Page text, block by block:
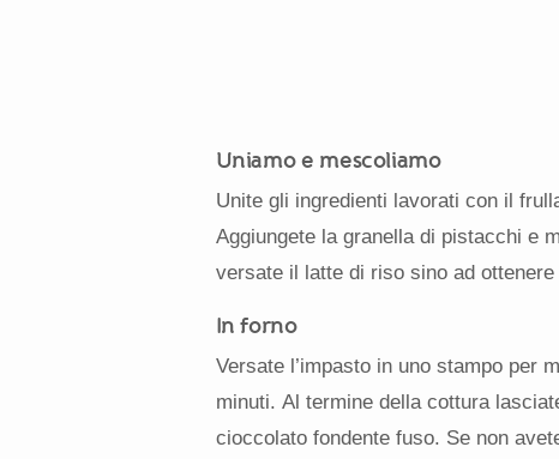
Uniamo e mescoliamo
Unite gli ingredienti lavorati con il
Aggiungete la granella di pistacchi e
versate il latte di riso sino ad
In forno
Versate l’impasto in uno stampo per
minuti. Al termine della cottura
cioccolato fondente fuso. Se non